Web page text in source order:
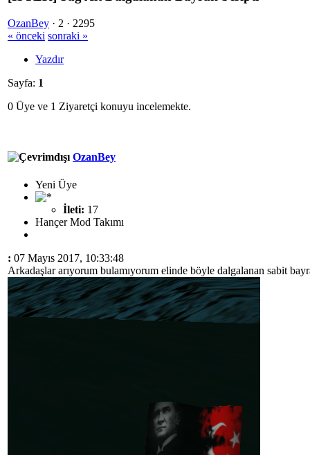
OzanBey · 2 · 2295
« önceki sonraki »
Yazdır
Sayfa: 1
0 Üye ve 1 Ziyaretçi konuyu incelemekte.
OzanBey
Yeni Üye
İleti: 17
Hançer Mod Takımı
: 07 Mayıs 2017, 10:33:48
Arkadaşlar arıyorum bulamıyorum elinde böyle dalgalanan sabit